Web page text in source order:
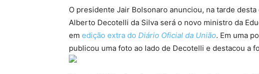
O presidente Jair Bolsonaro anunciou, na tarde
Alberto Decotelli da Silva será o novo ministro da
em edição extra do Diário Oficial da União. Em uma
publicou uma foto ao lado de Decotelli e destacou a